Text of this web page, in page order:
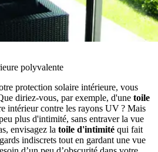
polyvalente
protection solaire intérieure, vous
diriez-vous, par exemple, d'une toile
intérieur contre les rayons UV ? Mais
plus d'intimité, sans entraver la vue
envisagez la toile d'intimité qui fait
indiscrets tout en gardant une vue